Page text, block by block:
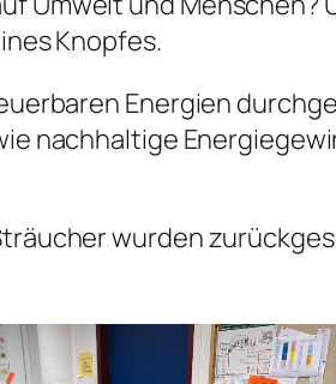
Knopfes.
Energien
nachhaltige
wurden